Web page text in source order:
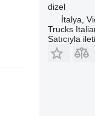
dizel
İtalya,
Trucks
Satıcıyla